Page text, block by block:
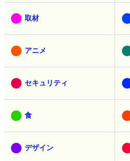
取材
アニメ
セキュリティ
食
デザイン